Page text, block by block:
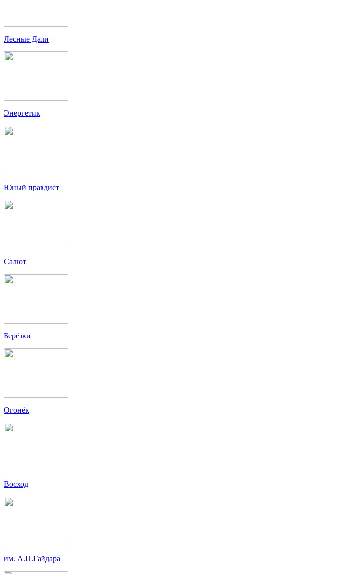
Лесные Дали
Энергетик
Юный правдист
Салют
Берёзки
Огонёк
Восход
им. А.П.Гайдара